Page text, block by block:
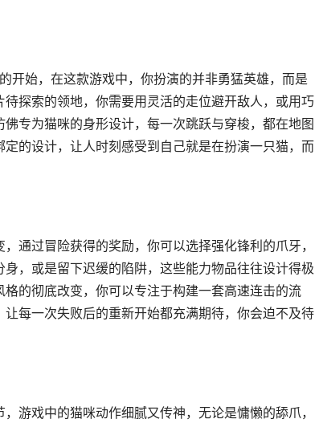
开始，在这款游戏中，你扮演的并非勇猛英雄，而是
探索的领地，你需要用灵活的走位避开敌人，或用巧
专为猫咪的身形设计，每一次跳跃与穿梭，都在地图
的设计，让人时刻感受到自己就是在扮演一只猫，而
通过冒险获得的奖励，你可以选择强化锋利的爪牙，
，或是留下迟缓的陷阱，这些能力物品往往设计得极
的彻底改变，你可以专注于构建一套高速连击的流
每一次失败后的重新开始都充满期待，你会迫不及待
游戏中的猫咪动作细腻又传神，无论是慵懒的舔爪，